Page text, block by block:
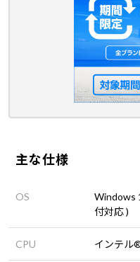
主な仕様
OS
Windows
付対応 )
CPU インテル